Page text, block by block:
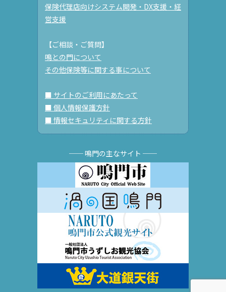
保険代理店向けシステム開発・DX支援・経
営支援
【ご相談・ご質問】
鳴との門について
その他保険等に関する事について
■ サイトのご利用にあたって
■ 個人情報保護方針
■ 情報セキュリティに関する方針
── 鳴門の主なサイト ──